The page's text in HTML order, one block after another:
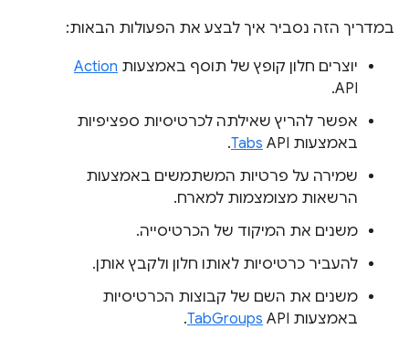
במדריך הזה נסביר איך לבצע את הפעולות הבאות:
יוצרים חלון קופץ של תוסף באמצעות Action
API.
אפשר להריץ שאילתה לכרטיסיות ספציפיות
באמצעות
Tabs API.
שמירה על פרטיות המשתמשים באמצעות
הרשאות מצומצמות למארח.
משנים את המיקוד של הכרטיסייה.
להעביר כרטיסיות לאותו חלון ולקבץ אותן.
משנים את השם של קבוצות הכרטיסיות
באמצעות
TabGroups API.